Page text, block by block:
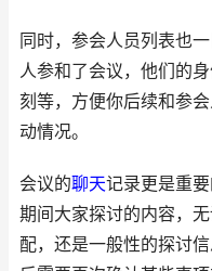
同时，参会人员列表也
人参和了会议，他们的
刻等，方便你后续和参
动情况。
会议的聊天记录更是重
期间大家探讨的内容，
配，还是一般性的探讨